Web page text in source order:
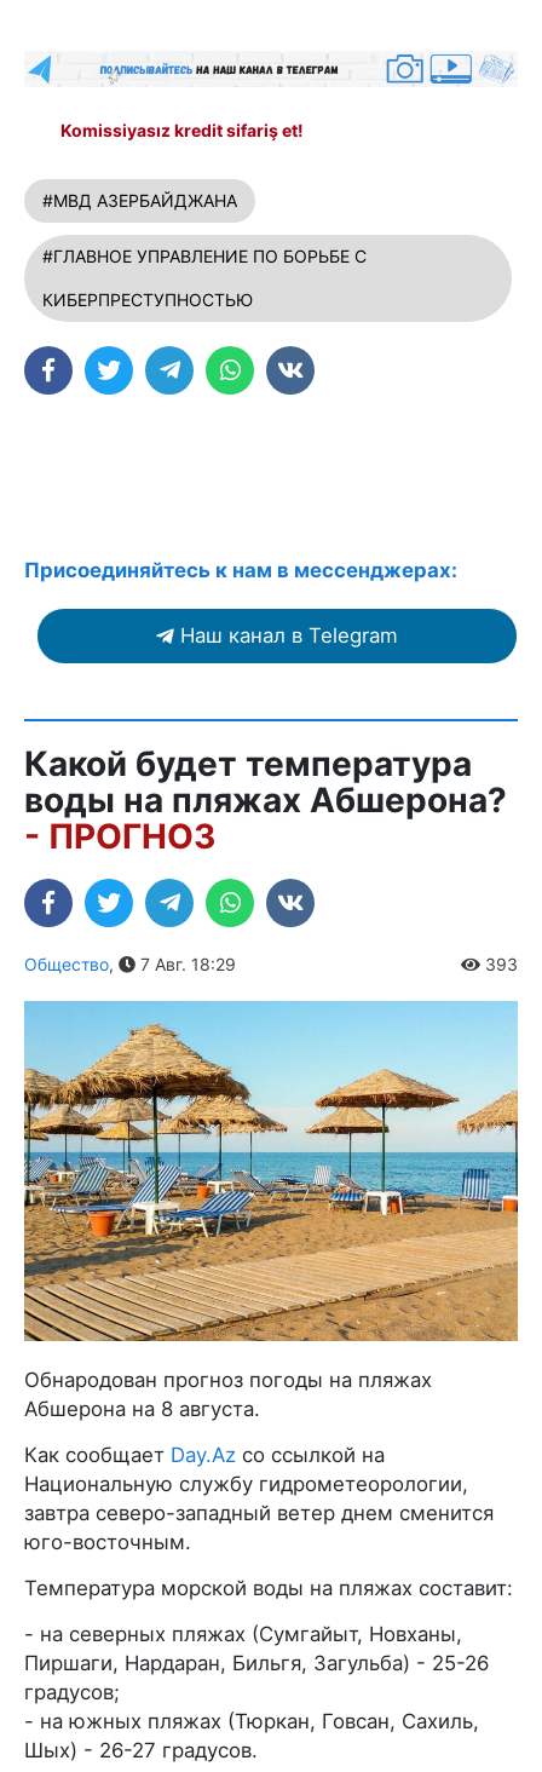
Komissiyasız kredit sifariş et!
#МВД АЗЕРБАЙДЖАНА
#ГЛАВНОЕ УПРАВЛЕНИЕ ПО БОРЬБЕ С
КИБЕРПРЕСТУПНОСТЬЮ
Присоединяйтесь к нам в мессенджерах:
Наш канал в Telegram
Какой будет температура
воды на пляжах Абшерона?
- ПРОГНОЗ
Общество, 7 Авг. 18:29 393
Обнародован прогноз погоды на пляжах
Абшерона на 8 августа.
Как сообщает Day.Az со ссылкой на
Национальную службу гидрометеорологии,
завтра северо-западный ветер днем сменится
юго-восточным.
Температура морской воды на пляжах составит:
- на северных пляжах (Сумгайыт, Новханы,
Пиршаги, Нардаран, Бильгя, Загульба) - 25-26
градусов;
- на южных пляжах (Тюркан, Говсан, Сахиль,
Шых) - 26-27 градусов.